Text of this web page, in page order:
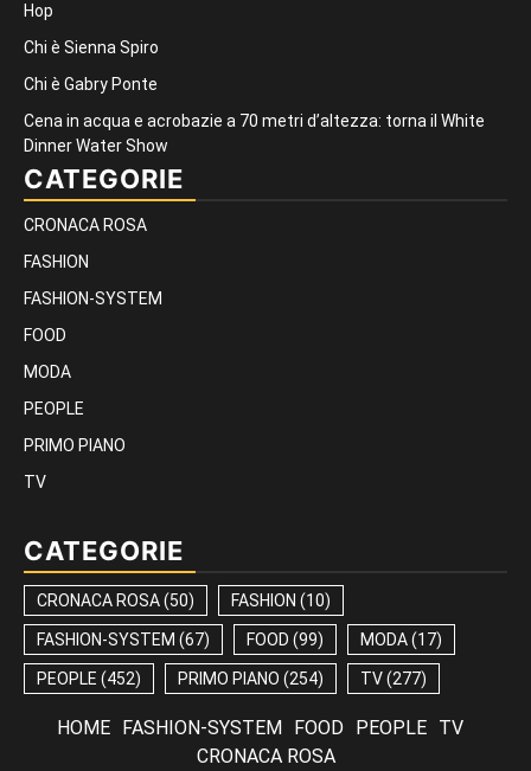
Hop
Chi è Sienna Spiro
Chi è Gabry Ponte
Cena in acqua e acrobazie a 70 metri d’altezza: torna il White
Dinner Water Show
CATEGORIE
CRONACA ROSA
FASHION
FASHION-SYSTEM
FOOD
MODA
PEOPLE
PRIMO PIANO
TV
CATEGORIE
CRONACA ROSA(50) FASHION (10)
FASHION-SYSTEM (67) FOOD (99) MODA(17)
PEOPLE (452) PRIMO PIANO (254) TV(277)
HOME FASHION-SYSTEM FOOD PEOPLE
TV
CRONACA ROSA